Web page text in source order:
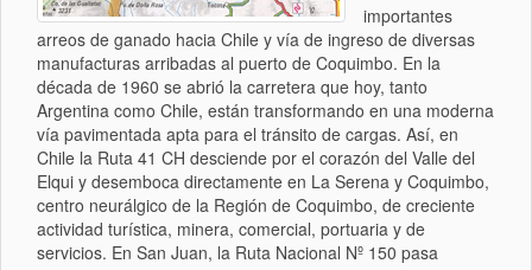
importantes
arreos de ganado hacia Chile y vía de ingreso de diversas
manufacturas arribadas al puerto de Coquimbo. En la
década de 1960 se abrió la carretera que hoy, tanto
Argentina como Chile, están transformando en una moderna
vía pavimentada apta para el tránsito de cargas. Así, en
Chile la Ruta 41 CH desciende por el corazón del Valle del
Elqui y desemboca directamente en La Serena y Coquimbo,
centro neurálgico de la Región de Coquimbo, de creciente
actividad turística, minera, comercial, portuaria y de
servicios. En San Juan, la Ruta Nacional Nº 150 pasa